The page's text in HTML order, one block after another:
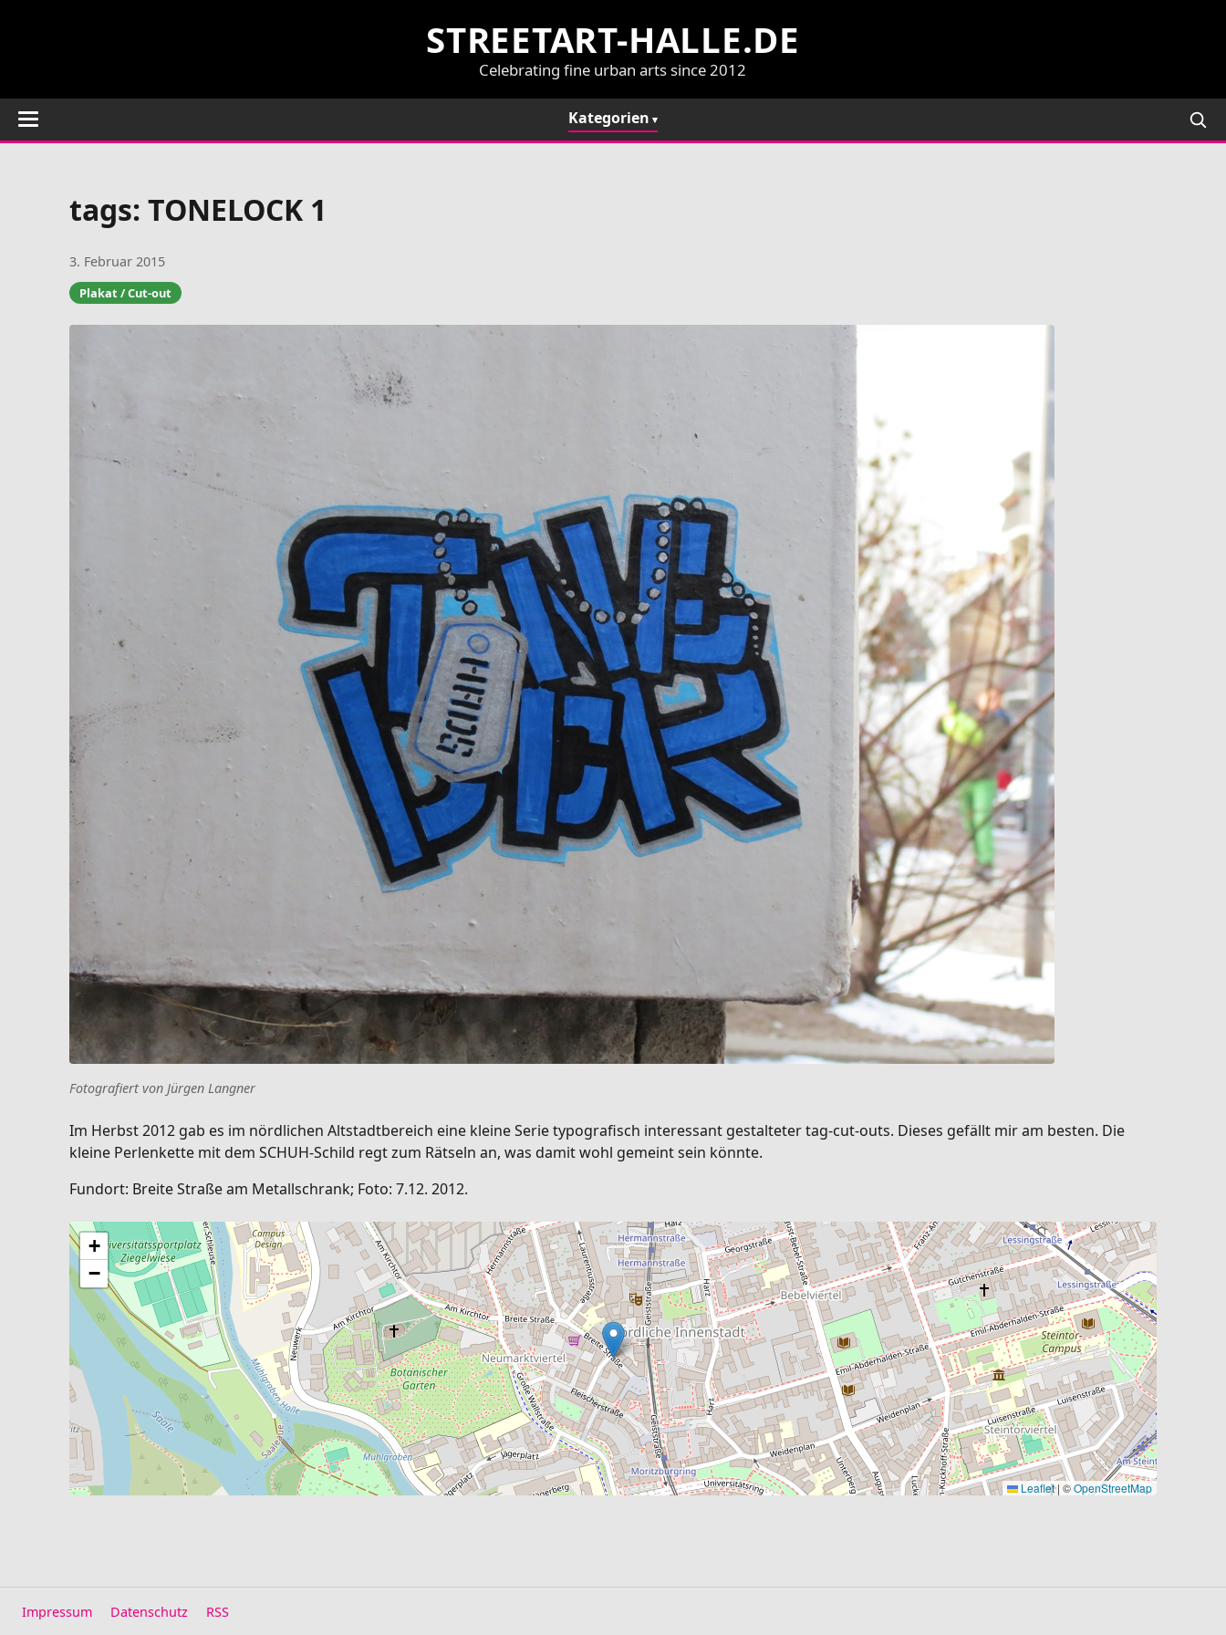
STREETART-HALLE.DE
Celebrating fine urban arts since 2012
Kategorien
tags: TONELOCK 1
3. Februar 2015
Plakat / Cut-out
Fotografiert von Jürgen Langner
Im Herbst 2012 gab es im nördlichen Altstadtbereich eine kleine Serie typografisch interessant gestalteter tag-cut-outs. Dieses gefällt mir am besten. Die
kleine Perlenkette mit dem SCHUH-Schild regt zum Rätseln an, was damit wohl gemeint sein könnte.
Fundort: Breite Straße am Metallschrank; Foto: 7.12. 2012.
+
−
Leaflet | ©OpenStreetMap
Impressum Datenschutz RSS